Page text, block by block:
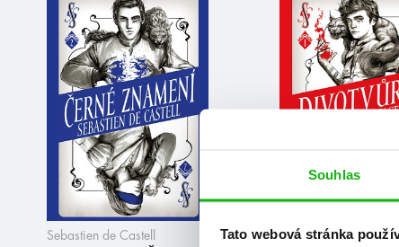
Souhlas
Tato webová stránka
Sebastien de Castell Sebastien de Castell